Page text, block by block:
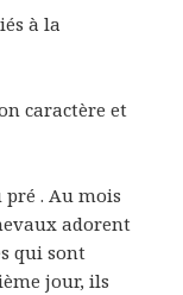
à la
caractère et
. Au mois
adorent
qui sont
jour, ils